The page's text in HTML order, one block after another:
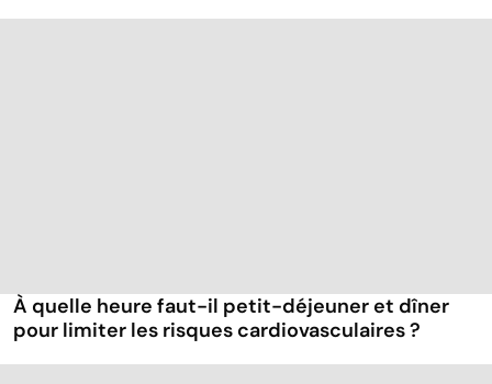
À quelle heure faut-il petit-déjeuner et dîner
pour limiter les risques cardiovasculaires ?